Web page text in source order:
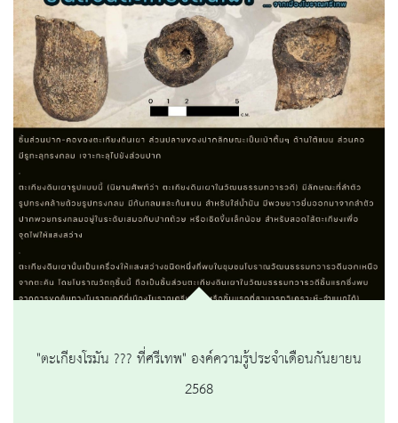
"ตะเกียงโรมัน ??? ที่ศรีเทพ" องค์ความรู้ประจำเดือนกันยายน
2568